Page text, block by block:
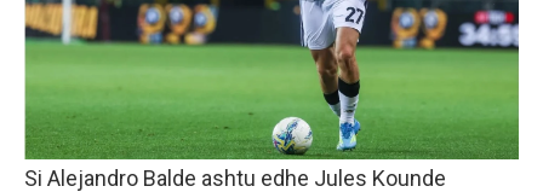
Si Alejandro Balde ashtu edhe Jules Kounde